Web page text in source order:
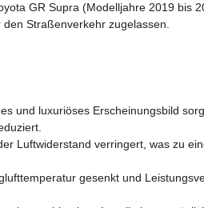
GR Supra (Modelljahre 2019 bis
Straßenverkehr zugelassen.
und luxuriöses Erscheinungsbild
Luftwiderstand verringert, was zu
gesenkt und